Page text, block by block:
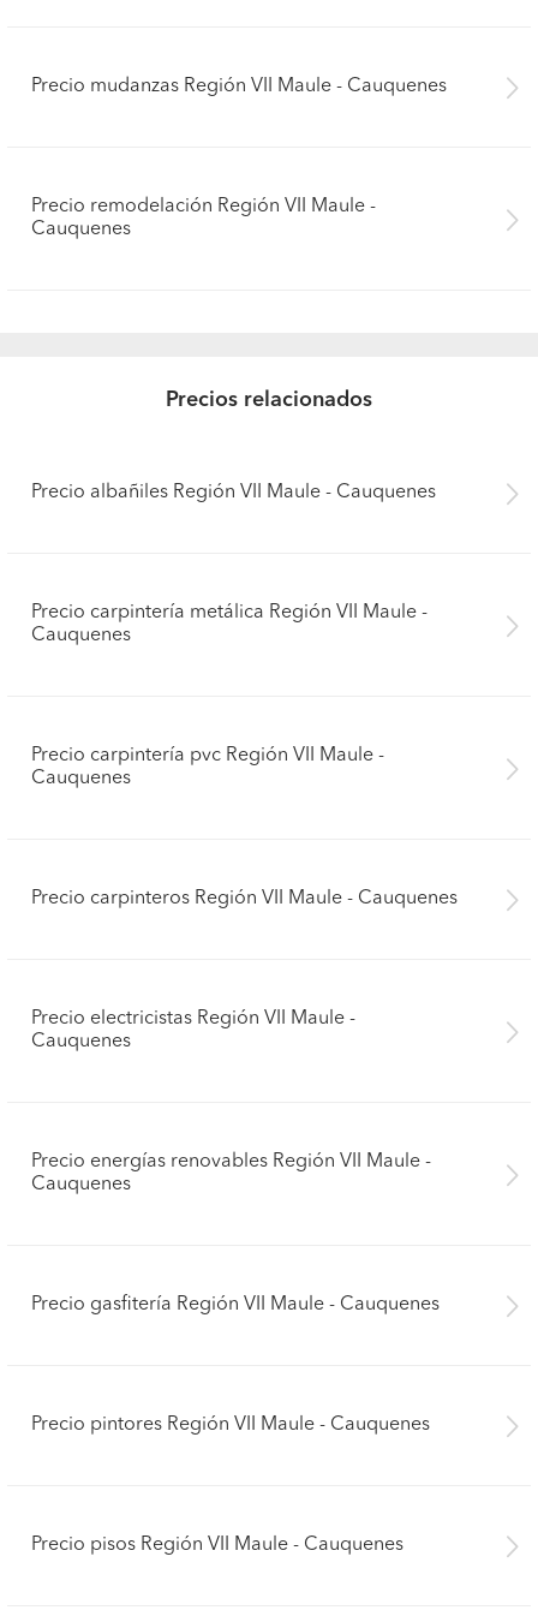
Precio mudanzas Región VII Maule - Cauquenes
Precio remodelación Región VII Maule -
Cauquenes
Precios relacionados
Precio albañiles Región VII Maule - Cauquenes
Precio carpintería metálica Región VII Maule -
Cauquenes
Precio carpintería pvc Región VII Maule -
Cauquenes
Precio carpinteros Región VII Maule - Cauquenes
Precio electricistas Región VII Maule -
Cauquenes
Precio energías renovables Región VII Maule -
Cauquenes
Precio gasfitería Región VII Maule - Cauquenes
Precio pintores Región VII Maule - Cauquenes
Precio pisos Región VII Maule - Cauquenes